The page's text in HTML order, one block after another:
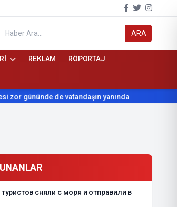
ARA
REKLAM RÖPORTAJ
gününde de vatandaşın yanında
туристов сняли с моря и отправили в